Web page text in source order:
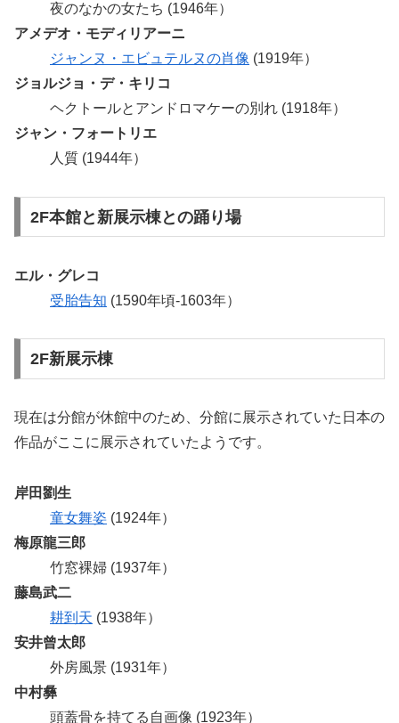
夜のなかの女たち (1946年）
アメデオ・モディリアーニ
ジャンヌ・エビュテルヌの肖像 (1919年）
ジョルジョ・デ・キリコ
ヘクトールとアンドロマケーの別れ (1918年）
ジャン・フォートリエ
人質 (1944年）
2F本館と新展示棟との踊り場
エル・グレコ
受胎告知 (1590年頃-1603年）
2F新展示棟
現在は分館が休館中のため、分館に展示されていた日本の
作品がここに展示されていたようです。
岸田劉生
童女舞姿 (1924年）
梅原龍三郎
竹窓裸婦 (1937年）
藤島武二
耕到天 (1938年）
安井曾太郎
外房風景 (1931年）
中村彝
頭蓋骨を持てる自画像 (1923年）